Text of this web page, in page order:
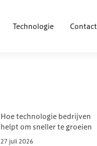
Technologie Contact
Hoe technologie bedrijven
helpt om sneller te groeien
27 juli 2026